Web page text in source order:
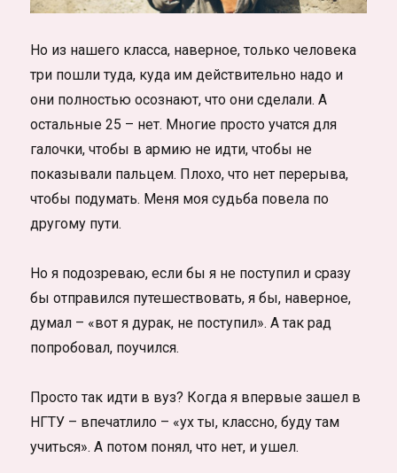
Но из нашего класса, наверное, только человека
три пошли туда, куда им действительно надо и
они полностью осознают, что они сделали. А
остальные 25 – нет. Многие просто учатся для
галочки, чтобы в армию не идти, чтобы не
показывали пальцем. Плохо, что нет перерыва,
чтобы подумать. Меня моя судьба повела по
другому пути.
Но я подозреваю, если бы я не поступил и сразу
бы отправился путешествовать, я бы, наверное,
думал – «вот я дурак, не поступил». А так рад
попробовал, поучился.
Просто так идти в вуз? Когда я впервые зашел в
НГТУ – впечатлило – «ух ты, классно, буду там
учиться». А потом понял, что нет, и ушел.